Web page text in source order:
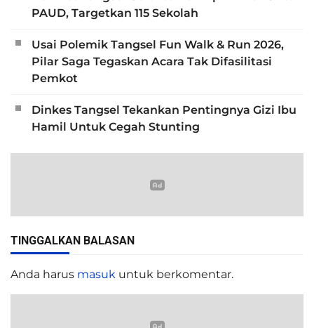
PAUD, Targetkan 115 Sekolah
Usai Polemik Tangsel Fun Walk & Run 2026,
Pilar Saga Tegaskan Acara Tak Difasilitasi
Pemkot
Dinkes Tangsel Tekankan Pentingnya Gizi Ibu
Hamil Untuk Cegah Stunting
TINGGALKAN BALASAN
Anda harus masuk untuk berkomentar.